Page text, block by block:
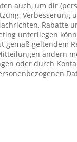
auch, um dir
Verbesserung
Rabatte
unterliegen
gemäß geltendem
ändern
oder durch